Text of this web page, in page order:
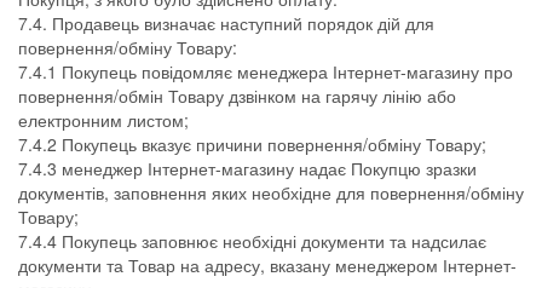
7.4. Продавець визначає наступний порядок дій для
повернення/обміну Товару:
7.4.1 Покупець повідомляє менеджера Інтернет-магазину про
повернення/обмін Товару дзвінком на гарячу лінію або
електронним листом;
7.4.2 Покупець вказує причини повернення/обміну Товару;
7.4.3 менеджер Інтернет-магазину надає Покупцю зразки
документів, заповнення яких необхідне для повернення/обміну
Товару;
7.4.4 Покупець заповнює необхідні документи та надсилає
документи та Товар на адресу, вказану менеджером Інтернет-